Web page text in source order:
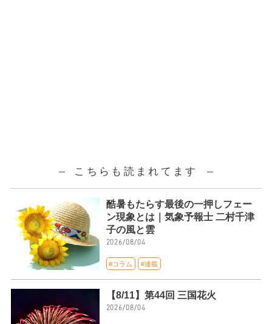
こちらも読まれてます
酷暑もたらす最後の一押しフェー
ン現象とは｜気象予報士 二村千津
子の風と雲
2026/08/04
#コラム #連載
【8/11】第44回 三国花火
2026/08/04